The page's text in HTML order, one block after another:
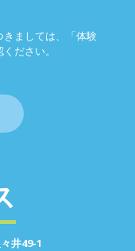
ましては、「体験
ださい。
井49-1